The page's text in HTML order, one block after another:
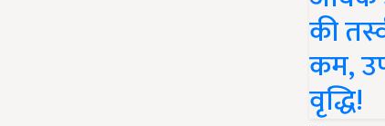
की
कम,
वृद्धि!